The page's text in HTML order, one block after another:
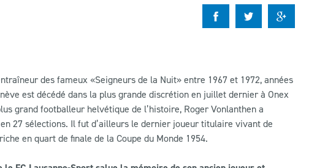
des fameux «Seigneurs de la Nuit» entre 1967 et 1972, années
est décédé dans la plus grande discrétion en juillet dernier à Onex
grand footballeur helvétique de l’histoire, Roger Vonlanthen a
27 sélections. Il fut d’ailleurs le dernier joueur titulaire vivant de
en quart de finale de la Coupe du Monde 1954.